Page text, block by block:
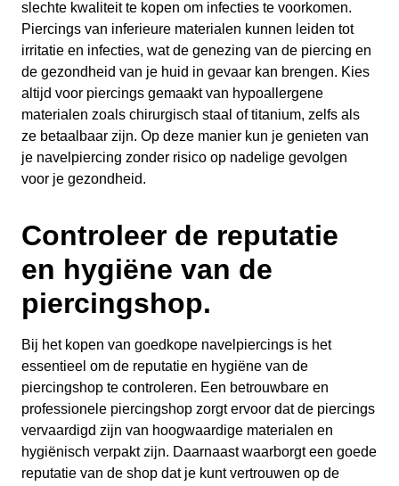
slechte kwaliteit te kopen om infecties te voorkomen.
Piercings van inferieure materialen kunnen leiden tot
irritatie en infecties, wat de genezing van de piercing en
de gezondheid van je huid in gevaar kan brengen. Kies
altijd voor piercings gemaakt van hypoallergene
materialen zoals chirurgisch staal of titanium, zelfs als
ze betaalbaar zijn. Op deze manier kun je genieten van
je navelpiercing zonder risico op nadelige gevolgen
voor je gezondheid.
Controleer de reputatie
en hygiëne van de
piercingshop.
Bij het kopen van goedkope navelpiercings is het
essentieel om de reputatie en hygiëne van de
piercingshop te controleren. Een betrouwbare en
professionele piercingshop zorgt ervoor dat de piercings
vervaardigd zijn van hoogwaardige materialen en
hygiënisch verpakt zijn. Daarnaast waarborgt een goede
reputatie van de shop dat je kunt vertrouwen op de